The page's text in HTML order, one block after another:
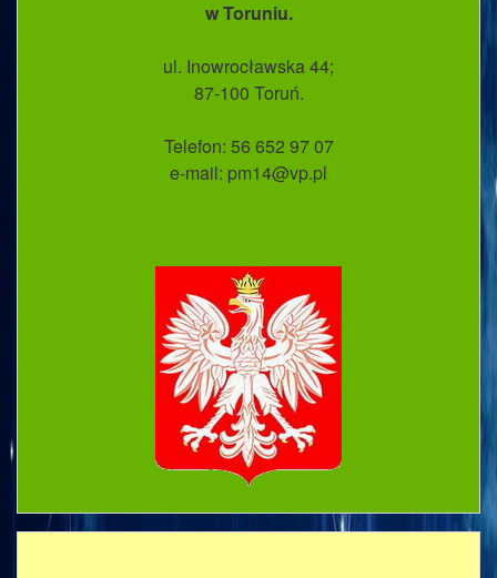
w Toruniu.
ul. Inowrocławska 44;
87-100 Toruń.
Telefon: 56 652 97 07
e-mail: pm14@vp.pl